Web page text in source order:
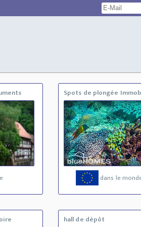
Spots de plongée
dans le
hall de dépôt